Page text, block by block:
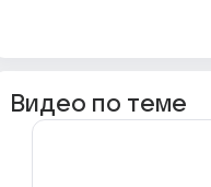
Видео по теме